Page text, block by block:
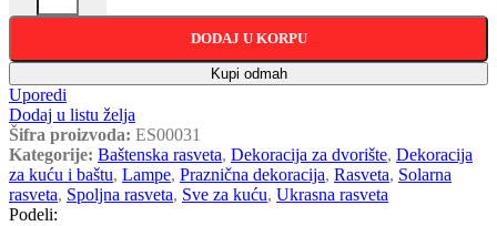
DODAJ U KORPU
Kupi odmah
Uporedi
Dodaj u listu želja
Šifra proizvoda: ES00031
Kategorije: Baštenska rasveta, Dekoracija za dvorište, Dekoracija
za kuću i baštu, Lampe, Praznična dekoracija, Rasveta, Solarna
rasveta, Spoljna rasveta, Sve za kuću, Ukrasna rasveta
Podeli: